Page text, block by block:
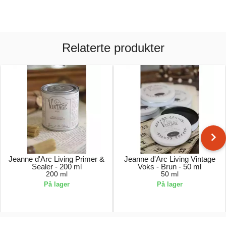
Relaterte produkter
Jeanne d'Arc Living Primer &
Sealer - 200 ml
200 ml
På lager
Jeanne d'Arc Living Vintage
Voks - Brun - 50 ml
50 ml
På lager